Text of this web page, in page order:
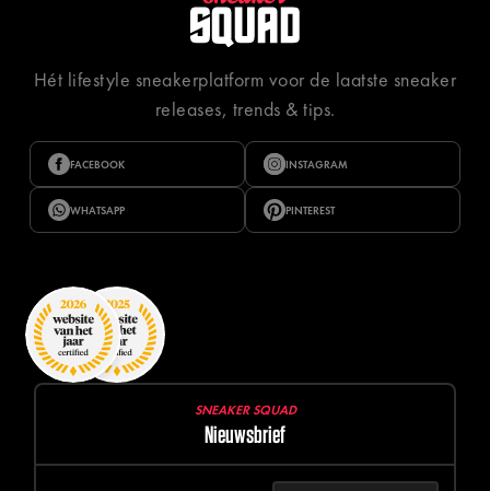
Hét lifestyle sneakerplatform voor de laatste sneaker
releases, trends & tips.
FACEBOOK INSTAGRAM
WHATSAPP PINTEREST
SNEAKER SQUAD
Nieuwsbrief